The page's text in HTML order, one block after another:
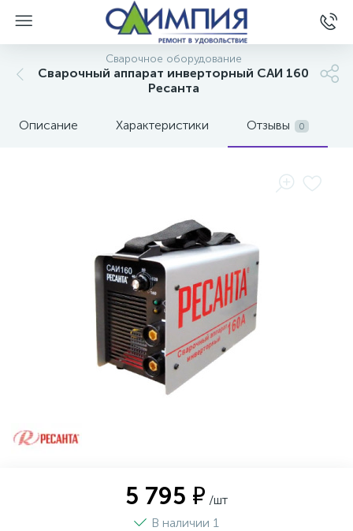
Сварочное оборудование
Сварочный аппарат инверторный САИ 160
Ресанта
Описание Характеристики Отзывы 0
5 795 ₽ /шт
В наличии 1